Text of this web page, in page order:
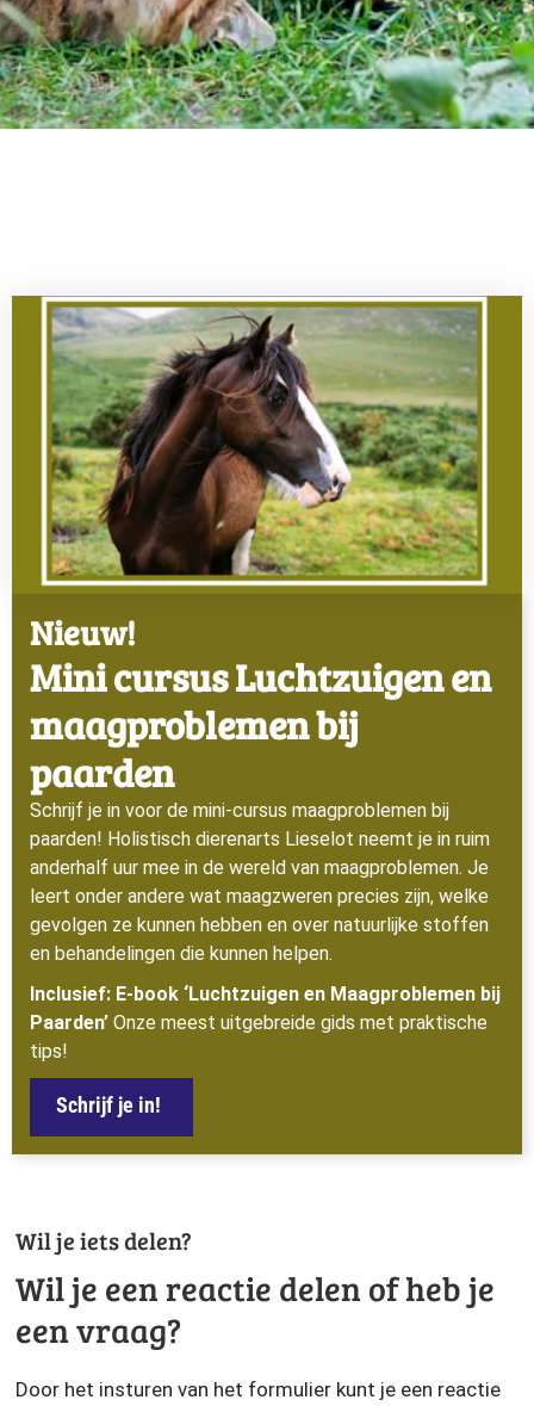
Nieuw!
Mini cursus Luchtzuigen en
maagproblemen bij
paarden
Schrijf je in voor de mini-cursus maagproblemen bij
paarden! Holistisch dierenarts Lieselot neemt je in ruim
anderhalf uur mee in de wereld van maagproblemen. Je
leert onder andere wat maagzweren precies zijn, welke
gevolgen ze kunnen hebben en over natuurlijke stoffen
en behandelingen die kunnen helpen.
Inclusief: E-book ‘Luchtzuigen en Maagproblemen bij
Paarden’ Onze meest uitgebreide gids met praktische
tips!
Schrijf je in!
Wil je iets delen?
Wil je een reactie delen of heb je
een vraag?
Door het insturen van het formulier kunt je een reactie